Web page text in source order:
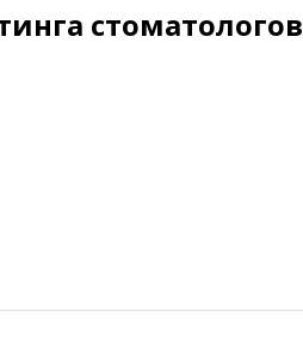
стоматологов